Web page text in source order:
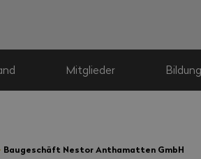
Mitglieder Bildung
Baugeschäft Nestor Anthamatten GmbH